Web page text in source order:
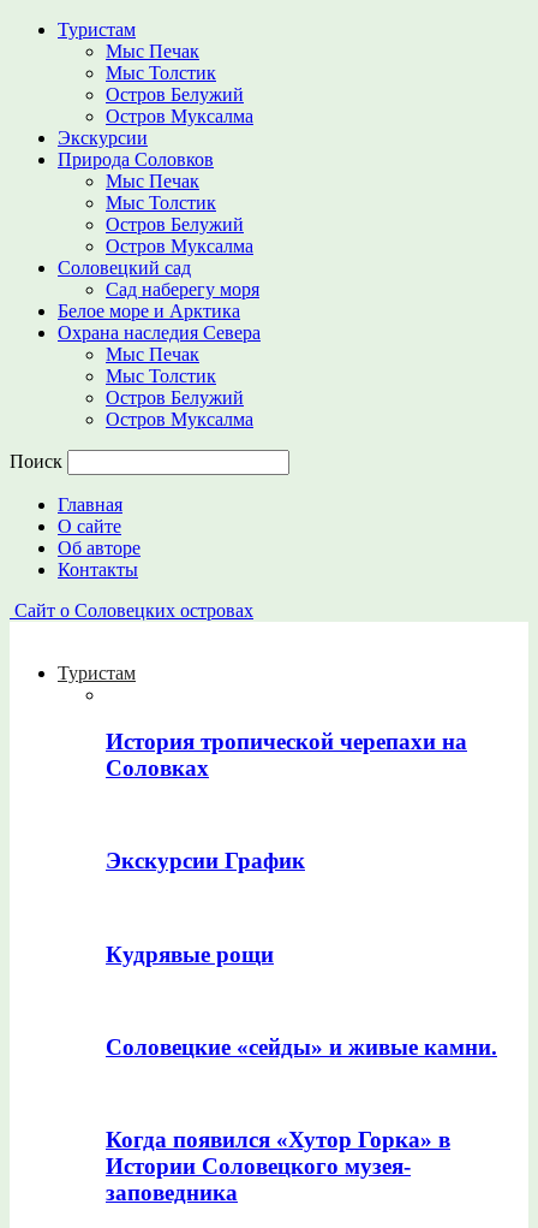
Туристам
Мыс Печак
Мыс Толстик
Остров Белужий
Остров Муксалма
Экскурсии
Природа Соловков
Мыс Печак
Мыс Толстик
Остров Белужий
Остров Муксалма
Соловецкий сад
Сад наберегу моря
Белое море и Арктика
Охрана наследия Севера
Мыс Печак
Мыс Толстик
Остров Белужий
Остров Муксалма
Поиск
Главная
О сайте
Об авторе
Контакты
Сайт о Соловецких островах
Туристам
История тропической черепахи на
Соловках
Экскурсии График
Кудрявые рощи
Соловецкие «сейды» и живые камни.
Когда появился «Хутор Горка» в
Истории Соловецкого музея-
заповедника